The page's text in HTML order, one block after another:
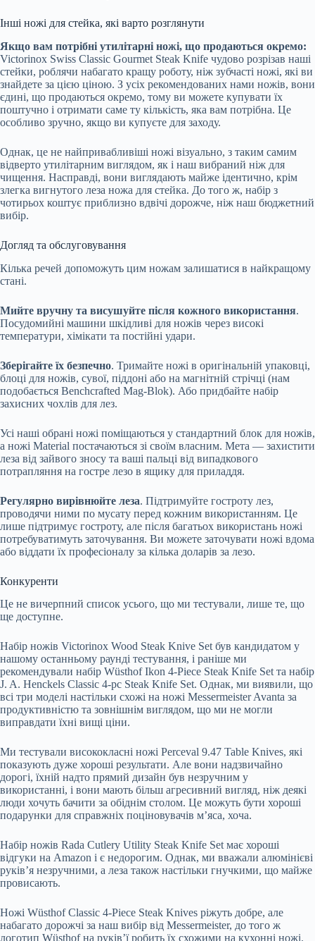
Інші ножі для стейка, які варто розглянути
Якщо вам потрібні утилітарні ножі, що продаються окремо:
Victorinox Swiss Classic Gourmet Steak Knife чудово розрізав наші
стейки, роблячи набагато кращу роботу, ніж зубчасті ножі, які ви
знайдете за цією ціною. З усіх рекомендованих нами ножів, вони
єдині, що продаються окремо, тому ви можете купувати їх
поштучно і отримати саме ту кількість, яка вам потрібна. Це
особливо зручно, якщо ви купуєте для заходу.
Однак, це не найпривабливіші ножі візуально, з таким самим
відверто утилітарним виглядом, як і наш вибраний ніж для
чищення. Насправді, вони виглядають майже ідентично, крім
злегка вигнутого леза ножа для стейка. До того ж, набір з
чотирьох коштує приблизно вдвічі дорожче, ніж наш бюджетний
вибір.
Догляд та обслуговування
Кілька речей допоможуть цим ножам залишатися в найкращому
стані.
Мийте вручну та висушуйте після кожного використання.
Посудомийні машини шкідливі для ножів через високі
температури, хімікати та постійні удари.
Зберігайте їх безпечно. Тримайте ножі в оригінальній упаковці,
блоці для ножів, сувої, піддоні або на магнітній стрічці (нам
подобається Benchcrafted Mag-Blok). Або придбайте набір
захисних чохлів для лез.
Усі наші обрані ножі поміщаються у стандартний блок для ножів,
а ножі Material постачаються зі своїм власним. Мета — захистити
леза від зайвого зносу та ваші пальці від випадкового
потрапляння на гостре лезо в ящику для приладдя.
Регулярно вирівнюйте леза. Підтримуйте гостроту лез,
проводячи ними по мусату перед кожним використанням. Це
лише підтримує гостроту, але після багатьох використань ножі
потребуватимуть заточування. Ви можете заточувати ножі вдома
або віддати їх професіоналу за кілька доларів за лезо.
Конкуренти
Це не вичерпний список усього, що ми тестували, лише те, що
ще доступне.
Набір ножів Victorinox Wood Steak Knive Set був кандидатом у
нашому останньому раунді тестування, і раніше ми
рекомендували набір Wüsthof Ikon 4-Piece Steak Knife Set та набір
J. A. Henckels Classic 4-pc Steak Knife Set. Однак, ми виявили, що
всі три моделі настільки схожі на ножі Messermeister Avanta за
продуктивністю та зовнішнім виглядом, що ми не могли
виправдати їхні вищі ціни.
Ми тестували висококласні ножі Perceval 9.47 Table Knives, які
показують дуже хороші результати. Але вони надзвичайно
дорогі, їхній надто прямий дизайн був незручним у
використанні, і вони мають більш агресивний вигляд, ніж деякі
люди хочуть бачити за обіднім столом. Це можуть бути хороші
подарунки для справжніх поціновувачів м’яса, хоча.
Набір ножів Rada Cutlery Utility Steak Knife Set має хороші
відгуки на Amazon і є недорогим. Однак, ми вважали алюмінієві
руків’я незручними, а леза також настільки гнучкими, що майже
провисають.
Ножі Wüsthof Classic 4-Piece Steak Knives ріжуть добре, але
набагато дорожчі за наш вибір від Messermeister, до того ж
логотип Wüsthof на руків’ї робить їх схожими на кухонні ножі.